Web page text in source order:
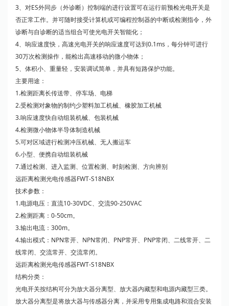
3、对ES外同步（外诊断）控制端的进行设置可在运行前预检光电开关是
否正常工作。并可随时接受计算机或可编程控制器的中断或检测指令，外
诊断与自诊断的适当组合可使光电开关智能化；
4、响应速度快，高速光电开关的响应速度可达到0.1ms，每分钟可进行
30万次检测操作，能检出高速移动的微小物体；
5、体积小、重量轻，安装调试简单，并具有短路保护功能。
主要用途：
1.检测距离长传送带、停车场、电梯
2.受检测对象物的制约少塑料加工机械、橡胶加工机械
3.响应速度快自动组装机械、包装机械
4.检测微小物体半导体制造机械
5.可对区域进行检测冲压机械、无人搬运车
6.小型、便携自动组装机械
7.通过检测、进入监测、位置检测、时刻检测、方向辨别
远距离检测光电传感器FWT-S18NBX
技术参数：
1.电源电压：直流10-30VDC、交流90-250VAC
2.检测距离：0-50cm。
3.输出电流：300m。
4.输出模式：NPN常开、NPN常闭、PNP常开、PNP常闭、二线常开、二
线常闭、交流常开、交流常闭。
远距离检测光电传感器FWT-S18NBX
结构分类：
光电开关按结构可分为放大器分离型、放大器内藏型和电源内藏型三类。
放大器分离型是将放大器与传感器分离，并采用专用集成电路和混合安装